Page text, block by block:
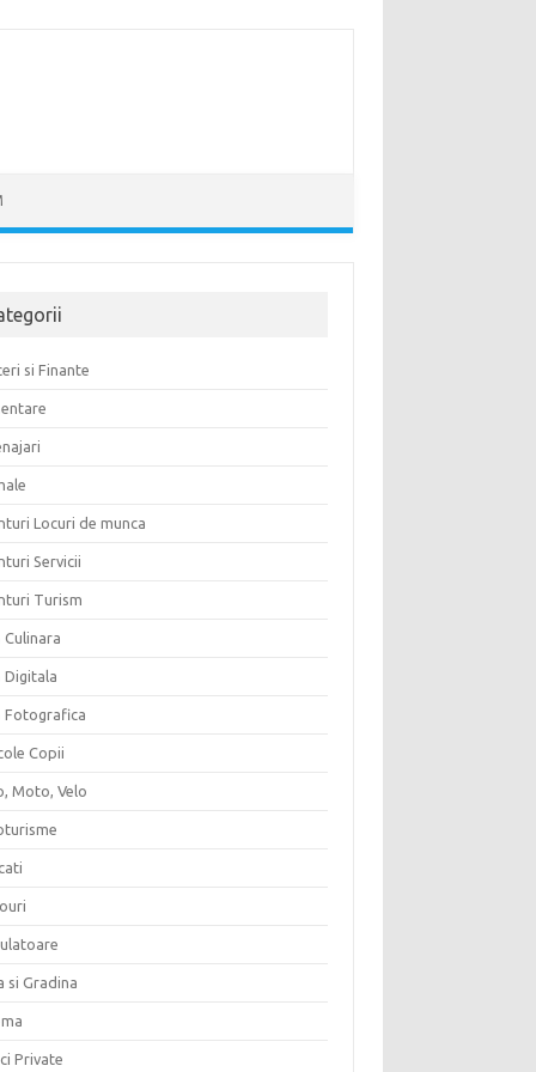
si Finante
Locuri de munca
Servicii
Turism
Culinara
Digitala
Fotografica
Copii
Moto, Velo
si Gradina
Private